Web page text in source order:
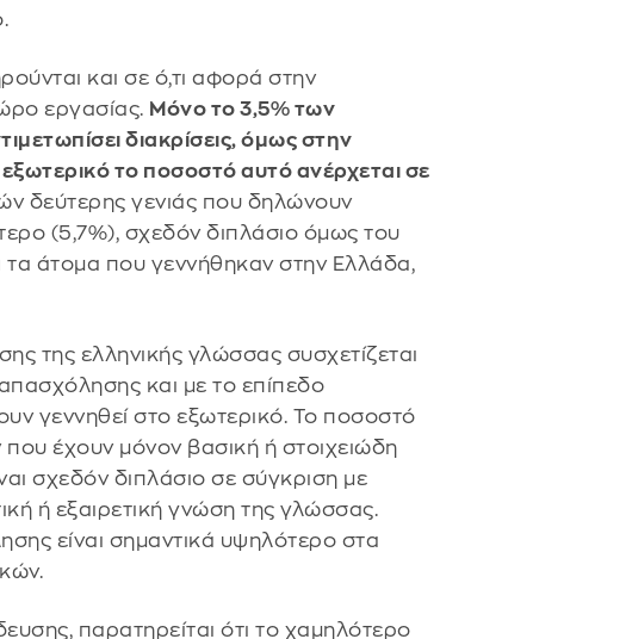
και σε ό,τι αφορά στην
εργασίας. Μόνο το 3,5% των
διακρίσεις, όμως στην
το ποσοστό αυτό ανέρχεται σε
δεύτερης γενιάς που δηλώνουν
(5,7%), σχεδόν διπλάσιο όμως του
τα άτομα που γεννήθηκαν στην Ελλάδα,
της ελληνικής γλώσσας συσχετίζεται
και με το επίπεδο
γεννηθεί στο εξωτερικό. Το ποσοστό
έχουν μόνον βασική ή στοιχειώδη
σχεδόν διπλάσιο σε σύγκριση με
ή εξαιρετική γνώση της γλώσσας.
είναι σημαντικά υψηλότερο στα
παρατηρείται ότι το χαμηλότερο